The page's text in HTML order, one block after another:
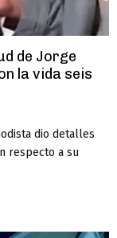
de Jorge
la vida seis
dio detalles
respecto a su